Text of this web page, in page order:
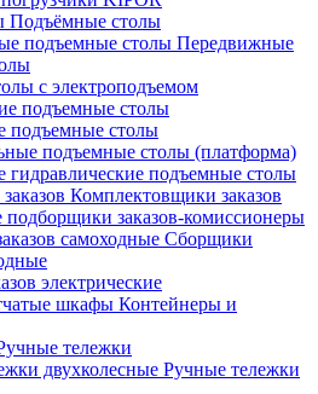
Подъёмные столы
Передвижные
с электроподъемом
подъемные столы
подъемные столы
подъемные столы (платформа)
гидравлические подъемные столы
Комплектовщики заказов
подборщики заказов-комиссионеры
Сборщики
электрические
Контейнеры и
тележки
Ручные тележки